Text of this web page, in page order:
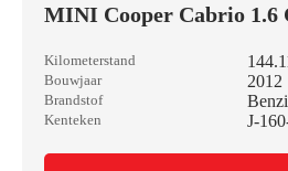
MINI Cooper Cabrio 1.6
Kilometerstand
Bouwjaar 2012
Brandstof
Kenteken J-